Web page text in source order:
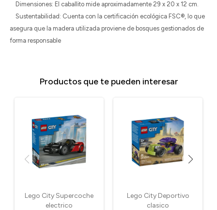
Dimensiones: El caballito mide aproximadamente 29 x 20 x 12 cm.
Sustentabilidad: Cuenta con la certificación ecológica FSC®, lo que
asegura que la madera utilizada proviene de bosques gestionados de
forma responsable
Productos que te pueden interesar
Lego City Supercoche
electrico
Lego City Deportivo
clasico